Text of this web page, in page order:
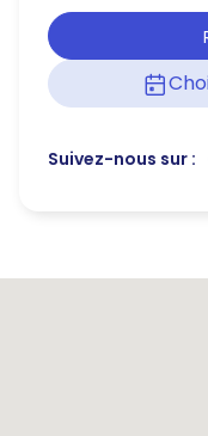
Suivez-nous sur :